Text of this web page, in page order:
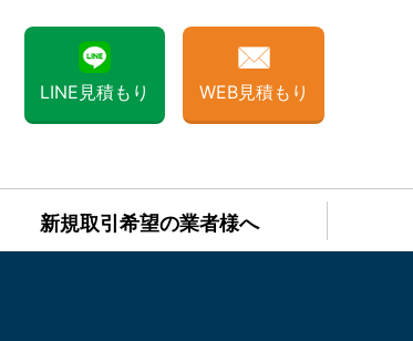
LINE見積もり WEB見積もり
新規取引希望の業者様へ